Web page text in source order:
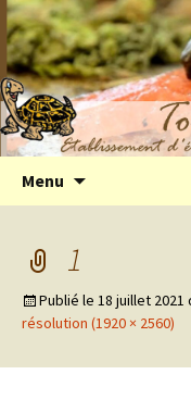
Elevage de
Hermann
Menu
1
Publié le 18 juillet 2021
résolution (1920 × 2560)